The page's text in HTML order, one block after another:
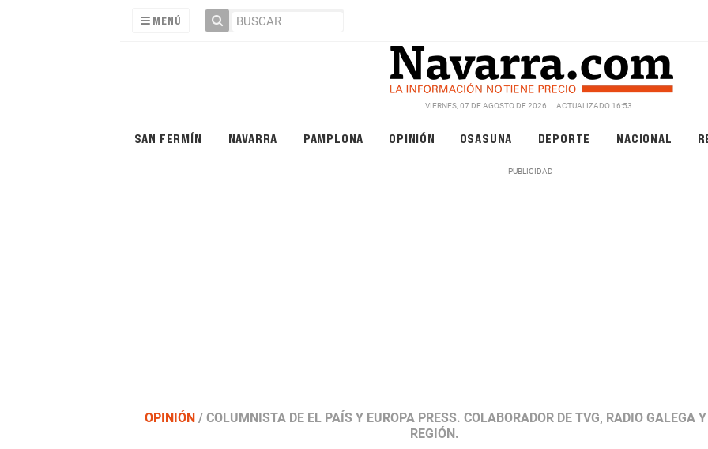
MENÚ
VIERNES, 07 DE AGOSTO DE 2026 ACTUALIZADO 16:53
SAN FERMÍN NAVARRA PAMPLONA OPINIÓN OSASUNA DEPORTE NACIONAL
OPINIÓN / COLUMNISTA DE EL PAÍS Y EUROPA PRESS. COLABORADOR DE TVG, RADIO GALEGA
REGIÓN.